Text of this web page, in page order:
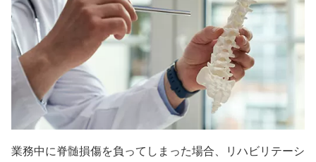
業務中に脊髄損傷を負ってしまった場合、リハビリテーシ